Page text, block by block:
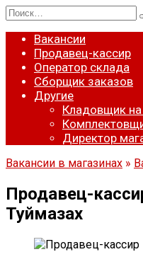
Перейти
к
содержанию
Search
for:
Вакансии
Продавец-кассир
Оператор склада
Сборщик заказов
Другие
Кладовщик
Директор
Вакансии в магазинах »
Продавец-
Туймазах